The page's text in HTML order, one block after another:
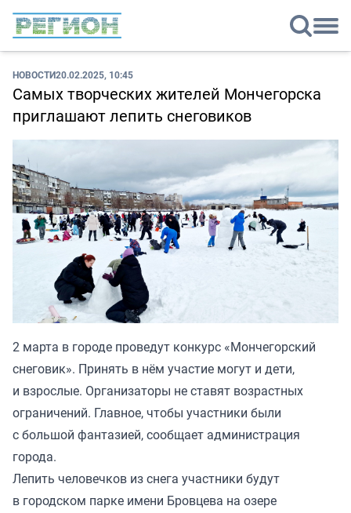
НОВОСТИ20.02.2025, 10:45
Самых творческих жителей Мончегорска
приглашают лепить снеговиков
2 марта в городе проведут конкурс «Мончегорский
снеговик». Принять в нём участие могут и дети,
и взрослые. Организаторы не ставят возрастных
ограничений. Главное, чтобы участники были
с большой фантазией, сообщает администрация
города.
Лепить человечков из снега участники будут
в городском парке имени Бровцева на озере